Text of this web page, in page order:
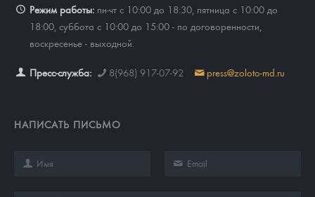
Режим работы: пн-чт с 10:00 до 18:30, пятница с 10:00 до
18:00, суббота с 10:00 до 15:00 - по договоренности,
воскресенье - выходной.
Пресс-служба: 8(968) 917-07-92 press@zoloto-md.ru
НАПИСАТЬ ПИСЬМО